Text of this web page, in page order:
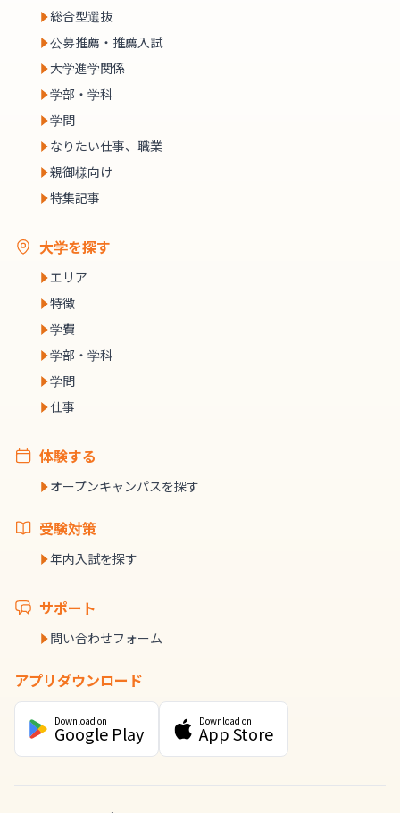
総合型選抜
公募推薦・推薦入試
大学進学関係
学部・学科
学問
なりたい仕事、職業
親御様向け
特集記事
大学を探す
エリア
特徴
学費
学部・学科
学問
仕事
体験する
オープンキャンパスを探す
受験対策
年内入試を探す
サポート
問い合わせフォーム
アプリダウンロード
Download on
Google Play
Download on
App Store